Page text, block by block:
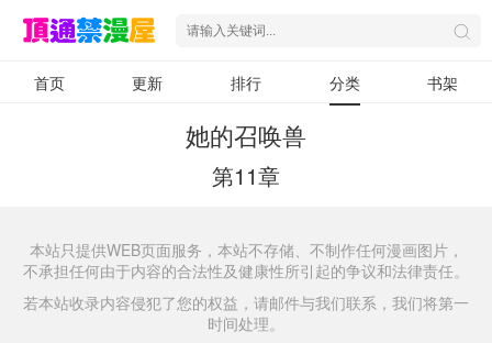
首页 更新 排行 分类 书架
她的召唤兽
第11章
本站只提供WEB页面服务，本站不存储、不制作任何漫画图片，
不承担任何由于内容的合法性及健康性所引起的争议和法律责任。
若本站收录内容侵犯了您的权益，请邮件与我们联系，我们将第一
时间处理。